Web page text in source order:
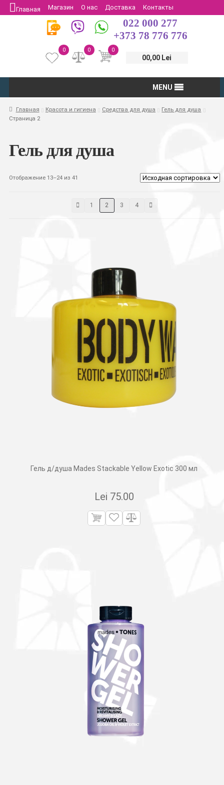
Главная Магазин О нас Доставка
Контакты
Защита потребителей
Возврат
022 000 277
+373 78 776 776
0
00,00 Lei
0
0
MENU
Главная Красота и гигиена Средства для душа
Гель для душа
Страница 2
Гель для душа
Отображение 13–24 из 41
1 2 3 4
Гель д/душа Mades Stackable Yellow Exotic 300 мл
Lei 75.00